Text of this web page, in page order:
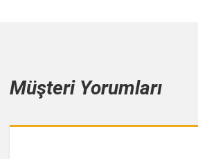
Müşteri Yorumları